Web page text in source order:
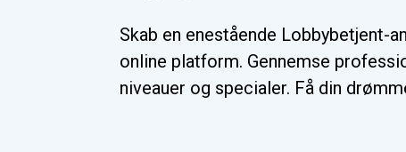
Skab en enestående Lobbybetjent-
online platform. Gennemse
niveauer og specialer. Få din